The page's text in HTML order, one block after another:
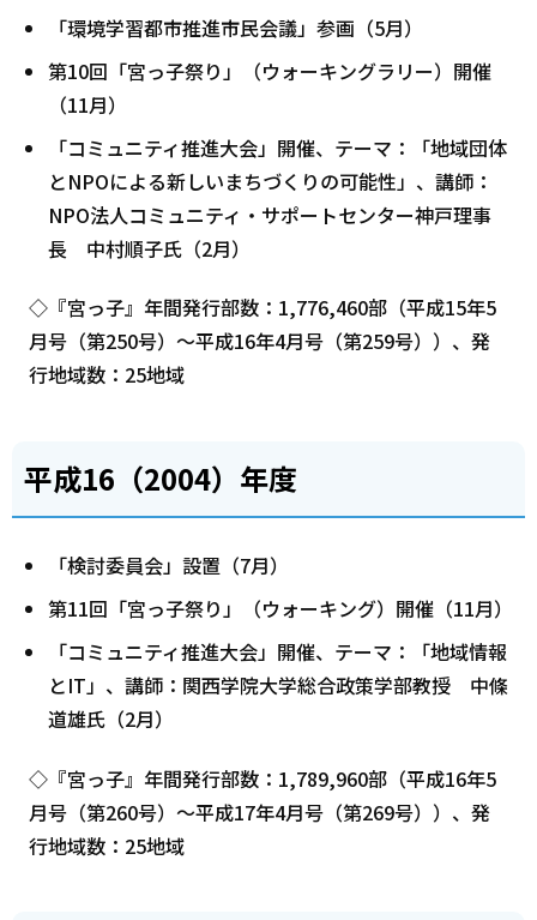
「環境学習都市推進市民会議」参画（5月）
第10回「宮っ子祭り」（ウォーキングラリー）開催
（11月）
「コミュニティ推進大会」開催、テーマ：「地域団体
とNPOによる新しいまちづくりの可能性」、講師：
NPO法人コミュニティ・サポートセンター神戸理事
長 中村順子氏（2月）
◇『宮っ子』年間発行部数：1,776,460部（平成15年5
月号（第250号）～平成16年4月号（第259号））、発
行地域数：25地域
平成16（2004）年度
「検討委員会」設置（7月）
第11回「宮っ子祭り」（ウォーキング）開催（11月）
「コミュニティ推進大会」開催、テーマ：「地域情報
とIT」、講師：関西学院大学総合政策学部教授 中條
道雄氏（2月）
◇『宮っ子』年間発行部数：1,789,960部（平成16年5
月号（第260号）～平成17年4月号（第269号））、発
行地域数：25地域